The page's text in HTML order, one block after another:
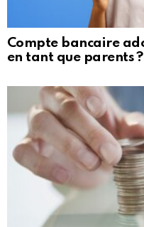
Compte bancaire
en tant que parents ?